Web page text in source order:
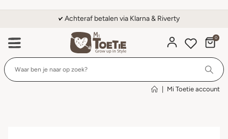
Achteraf betalen via Klarna & Riverty
0
Mi Toetie account